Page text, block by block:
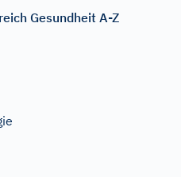
Gesundheit A-Z